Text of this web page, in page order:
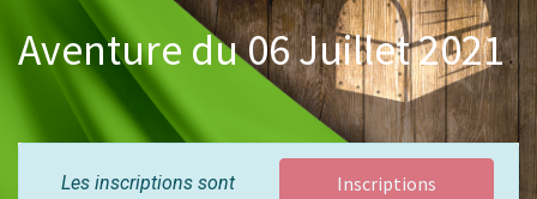
Aventure du 06 Juillet 2021
Les inscriptions sont
Inscriptions